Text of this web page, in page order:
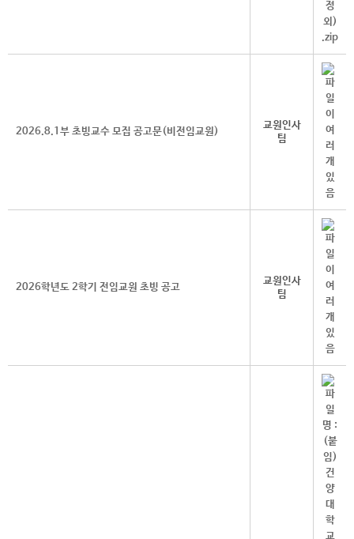
2026.8.1부 초빙교수 모집 공고문(비전임교원)
교원인사
팀
2026학년도 2학기 전임교원 초빙 공고
교원인사
팀